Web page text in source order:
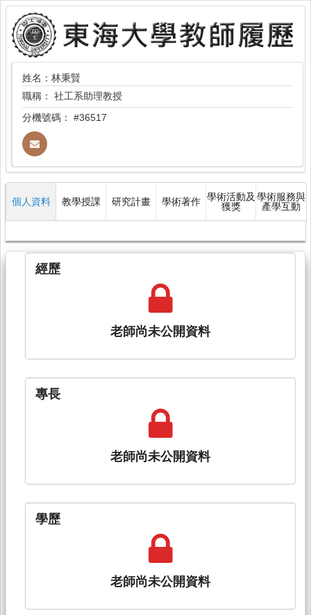
姓名：林秉賢
職稱： 社工系助理教授
分機號碼： #36517
個人資料 教學授課 研究計畫 學術著作 學術活動及
獲獎
學術服務與
產學互動
經歷
老師尚未公開資料
專長
老師尚未公開資料
學歷
老師尚未公開資料